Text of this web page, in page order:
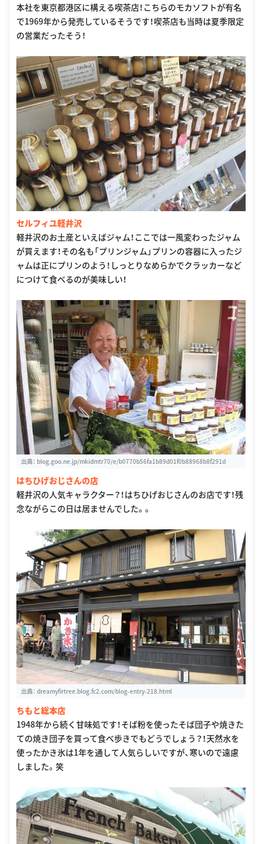
本社を東京都港区に構える喫茶店！こちらのモカソフトが有名
で1969年から発売しているそうです！喫茶店も当時は夏季限定
の営業だったそう！
セルフィユ軽井沢
軽井沢のお土産といえばジャム！ここでは一風変わったジャム
が買えます！その名も「プリンジャム」プリンの容器に入ったジ
ャムは正にプリンのよう！しっとりなめらかでクラッカーなど
につけて食べるのが美味しい！
出典： blog.goo.ne.jp/mkidmtr70/e/b0770b56fa1b89d01f0b88968b8f291d
はちひげおじさんの店
軽井沢の人気キャラクター？！はちひげおじさんのお店です！残
念ながらこの日は居ませんでした。。
出典： dreamyfirtree.blog.fc2.com/blog-entry-218.html
ちもと総本店
1948年から続く甘味処です！そば粉を使ったそば団子や焼きた
ての焼き団子を買って食べ歩きでもどうでしょう？！天然水を
使ったかき氷は1年を通して人気らしいですが、寒いので遠慮
しました。笑